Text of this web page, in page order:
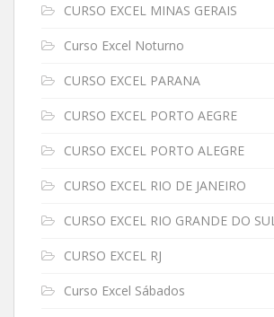
CURSO EXCEL MINAS GERAIS
Curso Excel Noturno
CURSO EXCEL PARANA
CURSO EXCEL PORTO AEGRE
CURSO EXCEL PORTO ALEGRE
CURSO EXCEL RIO DE JANEIRO
CURSO EXCEL RIO GRANDE DO SUL
CURSO EXCEL RJ
Curso Excel Sábados